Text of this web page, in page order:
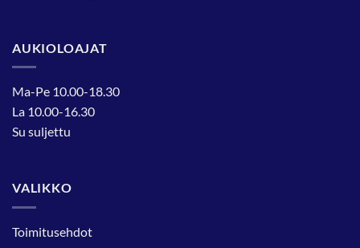
AUKIOLOAJAT
Ma-Pe 10.00-18.30
La 10.00-16.30
Su suljettu
VALIKKO
Toimitusehdot